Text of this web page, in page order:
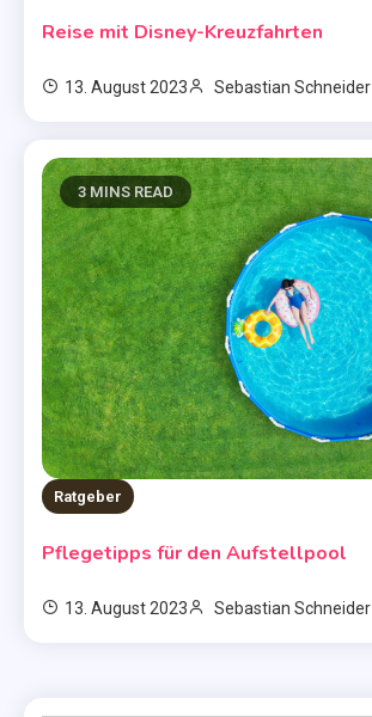
Reise mit Disney-Kreuzfahrten
13. August 2023 Sebastian Schneider
3 MINS READ
Ratgeber
Pflegetipps für den Aufstellpool
13. August 2023 Sebastian Schneider